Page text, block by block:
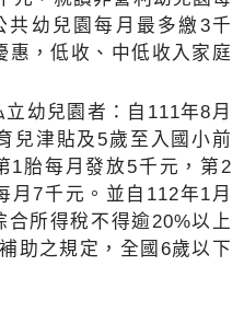
共幼兒園每月最多繳3千
惠，低收、中低收入家庭
幼兒園者：自111年8月
兒津貼及5歲至入國小前
1胎每月發放5千元，第2
月7千元。並自112年1月
所得稅不得逾20%以上
助之規定，全國6歲以下